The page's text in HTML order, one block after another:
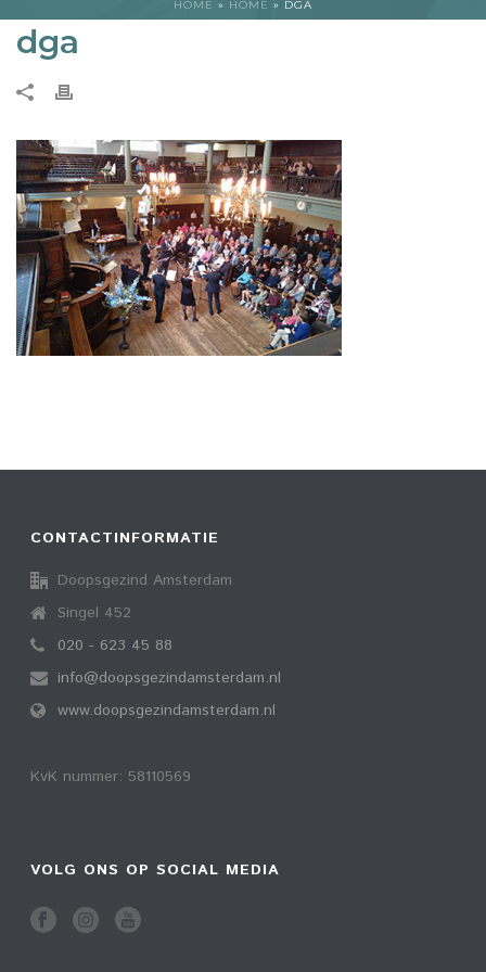
HOME » HOME » DGA
dga
CONTACTINFORMATIE
Doopsgezind Amsterdam
Singel 452
020 - 623 45 88
info@doopsgezindamsterdam.nl
www.doopsgezindamsterdam.nl
KvK nummer: 58110569
VOLG ONS OP SOCIAL MEDIA